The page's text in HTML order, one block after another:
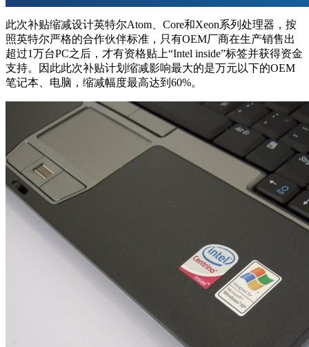
此次补贴缩减设计英特尔Atom、Core和Xeon系列处理器，按
照英特尔严格的合作伙伴标准，只有OEM厂商在生产销售出
超过1万台PC之后，才有资格贴上“Intel inside”标签并获得资金
支持。因此此次补贴计划缩减影响最大的是万元以下的OEM
笔记本、电脑，缩减幅度最高达到60%。